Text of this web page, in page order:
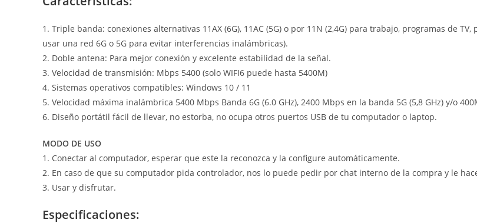
1. Triple banda: conexiones alternativas 11AX (6G), 11AC (5G) o por 11N (2,4G) para trabajo, programas de
usar una red 6G o 5G para evitar interferencias inalámbricas).
2. Doble antena: Para mejor conexión y excelente estabilidad de la señal.
3. Velocidad de transmisión: Mbps 5400 (solo WIFI6 puede hasta 5400M)
4. Sistemas operativos compatibles: Windows 10 / 11
5. Velocidad máxima inalámbrica 5400 Mbps Banda 6G (6.0 GHz), 2400 Mbps en la banda 5G (5,8 GHz) y/o
6. Diseño portátil fácil de llevar, no estorba, no ocupa otros puertos USB de tu computador o laptop.
MODO DE USO
1. Conectar al computador, esperar que este la reconozca y la configure automáticamente.
2. En caso de que su computador pida controlador, nos lo puede pedir por chat interno de la compra y le
3. Usar y disfrutar.
Especificaciones: